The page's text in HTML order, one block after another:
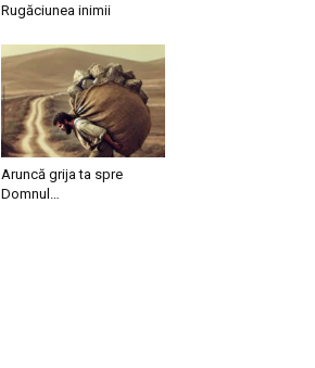
Rugăciunea inimii
Aruncă grija ta spre
Domnul…